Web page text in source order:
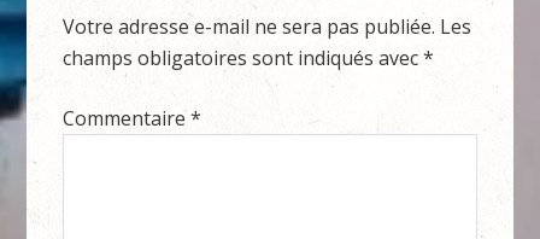
Votre adresse e-mail ne sera pas publiée. Les
champs obligatoires sont indiqués avec*
Commentaire*